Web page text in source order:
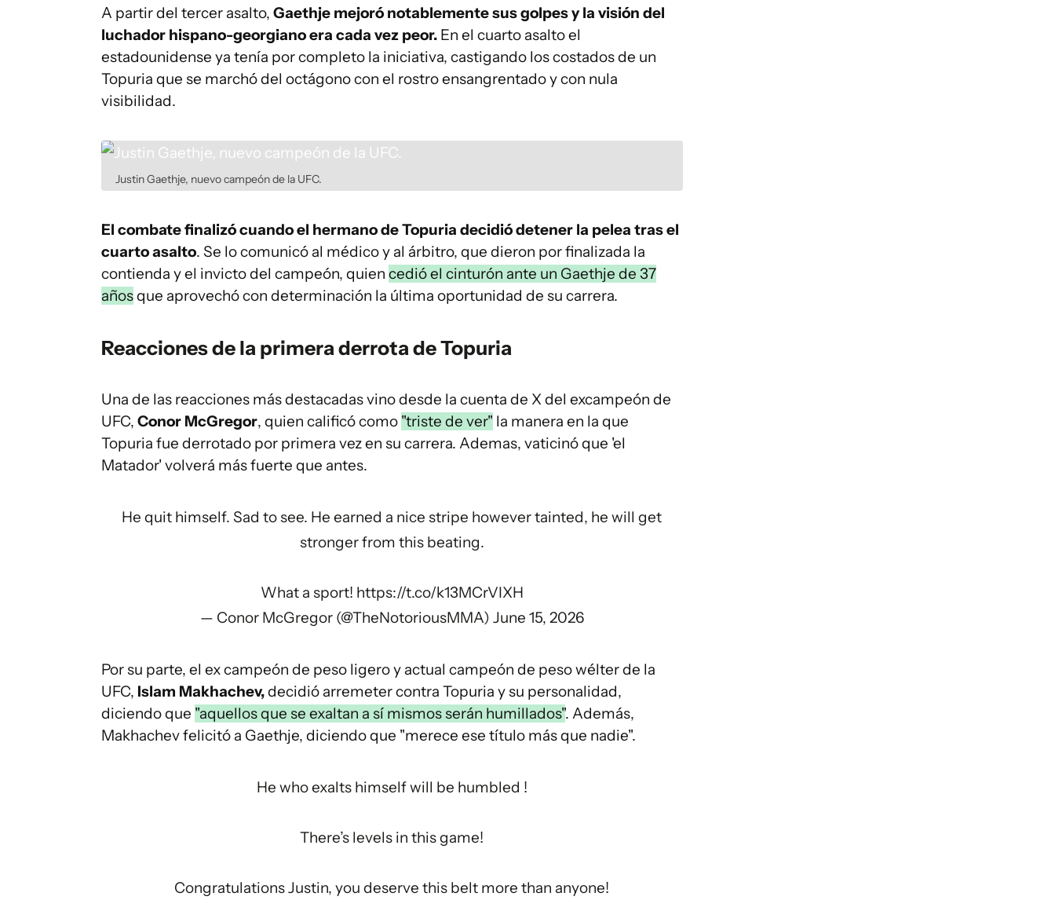
A partir del tercer asalto, Gaethje mejoró notablemente sus golpes y la visión del
luchador hispano-georgiano era cada vez peor. En el cuarto asalto el
estadounidense ya tenía por completo la iniciativa, castigando los costados de un
Topuria que se marchó del octágono con el rostro ensangrentado y con nula
visibilidad.
Justin Gaethje, nuevo campeón de la UFC.
El combate finalizó cuando el hermano de Topuria decidió detener la pelea tras el
cuarto asalto. Se lo comunicó al médico y al árbitro, que dieron por finalizada la
contienda y el invicto del campeón, quien cedió el cinturón ante un Gaethje de 37
añosque aprovechó con determinación la última oportunidad de su carrera.
Reacciones de la primera derrota de Topuria
Una de las reacciones más destacadas vino desde la cuenta de X del excampeón de
UFC, Conor McGregor, quien calificó como "triste de ver" la manera en la que
Topuria fue derrotado por primera vez en su carrera. Ademas, vaticinó que 'el
Matador' volverá más fuerte que antes.
He quit himself. Sad to see. He earned a nice stripe however tainted, he will get
stronger from this beating.
What a sport! https://t.co/k13MCrVIXH
— Conor McGregor (@TheNotoriousMMA) June 15, 2026
Por su parte, el ex campeón de peso ligero y actual campeón de peso wélter de la
UFC, Islam Makhachev,decidió arremeter contra Topuria y su personalidad,
diciendo que "aquellos que se exaltan a sí mismos serán humillados". Además,
Makhachev felicitó a Gaethje, diciendo que "merece ese título más que nadie".
He who exalts himself will be humbled !
There’s levels in this game!
Congratulations Justin, you deserve this belt more than anyone!